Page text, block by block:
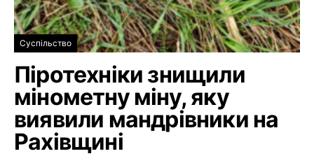
Суспільство
Піротехніки знищили
мінометну міну, яку
виявили мандрівники на
Рахівщині